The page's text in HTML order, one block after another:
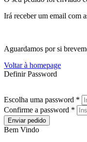
Irá receber um email com
Aguardamos por si
Voltar à homepage
Definir Password
Escolha uma password *
Confirme a password *
Enviar pedido
Bem Vindo